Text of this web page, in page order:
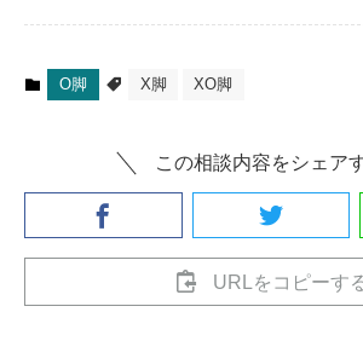
O脚 X脚 XO脚
この相談内容をシェア
URLをコピーす